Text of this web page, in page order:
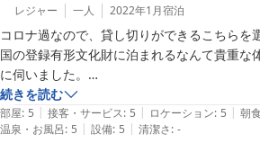
レジャー 一人 2022年1月宿泊
コロナ過なので、貸し切りができるこちらを
国の登録有形文化財に泊まれるなんて貴重な
に伺いました。
歴史のある素晴らしい建物で、お掃除が行き
た。
トイレやキッチンなどの水回りは近代的で快
続きを読む
部屋: 5 | 接客・サービス: 5 | ロケーション: 5 | 朝食
温泉・お風呂: 5 | 設備: 5 | 清潔さ: -